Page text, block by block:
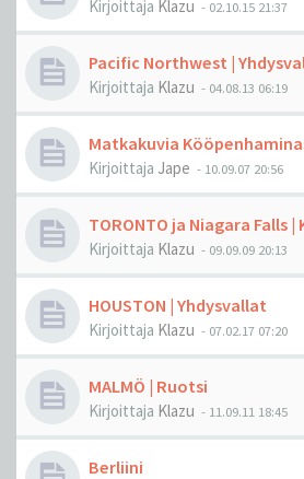
Kirjoittaja Klazu - 02.10.15 21:37
Pacific Northwest |
Kirjoittaja Klazu - 04.08.13 06:19
Matkakuvia
Kirjoittaja Jape - 10.09.07 20:56
TORONTO ja Niagara Falls |
Kirjoittaja Klazu - 09.09.09 20:13
HOUSTON | Yhdysvallat
Kirjoittaja Klazu - 07.02.17 07:20
MALMÖ | Ruotsi
Kirjoittaja Klazu - 11.09.11 18:45
Berliini